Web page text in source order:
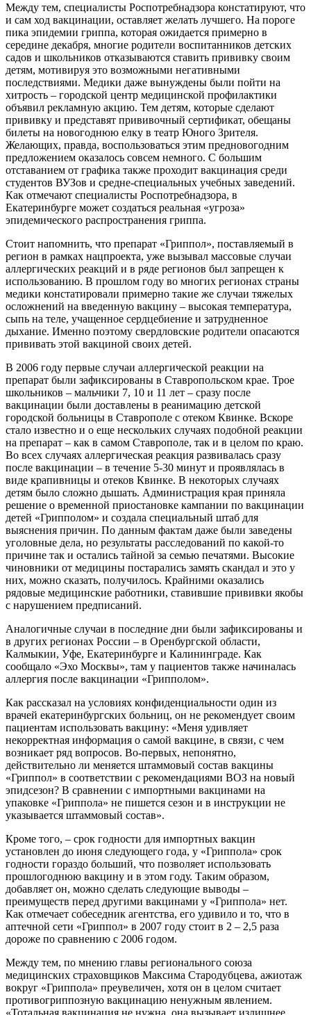
Между тем, специалисты Роспотребнадзора констатируют, что
и сам ход вакцинации, оставляет желать лучшего. На пороге
пика эпидемии гриппа, которая ожидается примерно в
середине декабря, многие родители воспитанников детских
садов и школьников отказываются ставить прививку своим
детям, мотивируя это возможными негативными
последствиями. Медики даже вынуждены были пойти на
хитрость – городской центр медицинской профилактики
объявил рекламную акцию. Тем детям, которые сделают
прививку и представят прививочный сертификат, обещаны
билеты на новогоднюю елку в театр Юного Зрителя.
Желающих, правда, воспользоваться этим предновогодним
предложением оказалось совсем немного. С большим
отставанием от графика также проходит вакцинация среди
студентов ВУЗов и средне-специальных учебных заведений.
Как отмечают специалисты Роспотребнадзора, в
Екатеринбурге может создаться реальная «угроза»
эпидемического распространения гриппа.
Стоит напомнить, что препарат «Гриппол», поставляемый в
регион в рамках нацпроекта, уже вызывал массовые случаи
аллергических реакций и в ряде регионов был запрещен к
использованию. В прошлом году во многих регионах страны
медики констатировали примерно такие же случаи тяжелых
осложнений на введенную вакцину – высокая температура,
сыпь на теле, учащенное сердцебиение и затрудненное
дыхание. Именно поэтому свердловские родители опасаются
прививать этой вакциной своих детей.
В 2006 году первые случаи аллергической реакции на
препарат были зафиксированы в Ставропольском крае. Трое
школьников – мальчики 7, 10 и 11 лет – сразу после
вакцинации были доставлены в реанимацию детской
городской больницы в Ставрополе с отеком Квинке. Вскоре
стало известно и о еще нескольких случаях подобной реакции
на препарат – как в самом Ставрополе, так и в целом по краю.
Во всех случаях аллергическая реакция развивалась сразу
после вакцинации – в течение 5-30 минут и проявлялась в
виде крапивницы и отеков Квинке. В некоторых случаях
детям было сложно дышать. Администрация края приняла
решение о временной приостановке кампании по вакцинации
детей «Грипполом» и создала специальный штаб для
выяснения причин. По данным фактам даже были заведены
уголовные дела, но результаты расследований по какой-то
причине так и остались тайной за семью печатями. Высокие
чиновники от медицины постарались замять скандал и это у
них, можно сказать, получилось. Крайними оказались
рядовые медицинские работники, ставившие прививки якобы
с нарушением предписаний.
Аналогичные случаи в последние дни были зафиксированы и
в других регионах России – в Оренбургской области,
Калмыкии, Уфе, Екатеринбурге и Калининграде. Как
сообщало «Эхо Москвы», там у пациентов также начиналась
аллергия после вакцинации «Грипполом».
Как рассказал на условиях конфиденциальности один из
врачей екатеринбургских больниц, он не рекомендует своим
пациентам использовать вакцину: «Меня удивляет
некорректная информация о самой вакцине, в связи, с чем
возникает ряд вопросов. Во-первых, непонятно,
действительно ли меняется штаммовый состав вакцины
«Гриппол» в соответствии с рекомендациями ВОЗ на новый
эпидсезон? В сравнении с импортными вакцинами на
упаковке «Гриппола» не пишется сезон и в инструкции не
указывается штаммовый состав».
Кроме того, – срок годности для импортных вакцин
установлен до июня следующего года, у «Гриппола» срок
годности гораздо больший, что позволяет использовать
прошлогоднюю вакцину и в этом году. Таким образом,
добавляет он, можно сделать следующие выводы –
преимуществ перед другими вакцинами у «Гриппола» нет.
Как отмечает собеседник агентства, его удивило и то, что в
аптечной сети «Гриппол» в 2007 году стоит в 2 – 2,5 раза
дороже по сравнению с 2006 годом.
Между тем, по мнению главы регионального союза
медицинских страховщиков Максима Стародубцева, ажиотаж
вокруг «Гриппола» преувеличен, хотя он в целом считает
противогриппозную вакцинацию ненужным явлением.
«Тотальная вакцинация не нужна, она вызывает излишнее